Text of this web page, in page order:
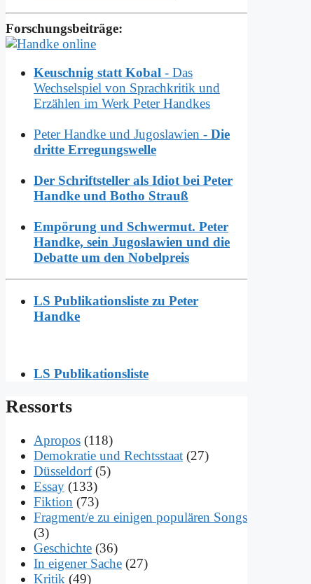
Forschungsbeiträge:
Keuschnig statt Kobal - Das
Wechselspiel von Sprachkritik und
Erzählen im Werk Peter Handkes
Peter Handke und Jugoslawien - Die
dritte Erregungswelle
Der Schriftsteller als Idiot bei Peter
Handke und Botho Strauß
Empörung und Schwermut. Peter
Handke, sein Jugoslawien und die
Debatte um den Nobelpreis
LS Publikationsliste zu Peter
Handke
LS Publikationsliste
Res­sorts
Apropos (118)
Demokratie und Rechtsstaat (27)
Düsseldorf(5)
Essay (133)
Fiktion (73)
Fragment/e zu einigen populären Songs
(3)
Geschichte (36)
In eigener Sache (27)
Kritik (49)